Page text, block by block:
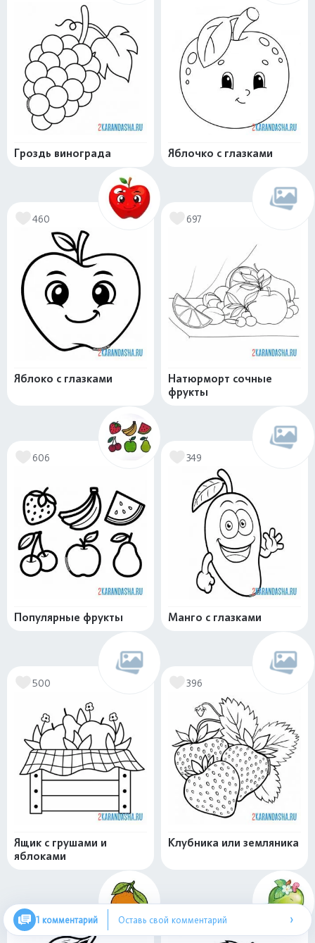
Гроздь винограда Яблочко с глазками
460
Яблоко с глазками
697
Натюрморт сочные
фрукты
606
Популярные фрукты
349
Манго с глазками
500
Ящик с грушами и
яблоками
396
Клубника или земляника
669 442
1 комментарий Оставь свой комментарий ›